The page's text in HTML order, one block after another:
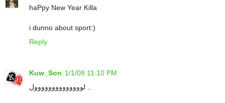
haPpy New Year Killa
i dunno about sport:)
Reply
Kuw_Son 1/1/08 11:10 PM
لوووووووووووووول ..